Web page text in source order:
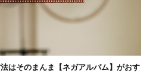
はそのまんま【ネガアルバム】がおす